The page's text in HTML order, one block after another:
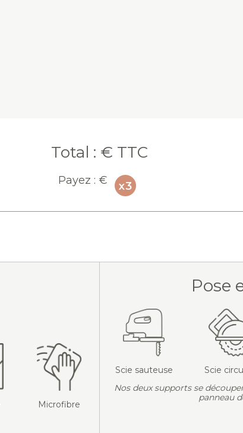
Total : € TTC
Payez : €
Microfibre
Pose
Scie sauteuse Scie
Nos deux supports se
panneau